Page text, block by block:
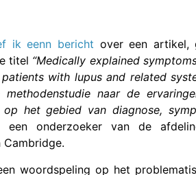
ik eenn bericht over een artikel,
titel “Medically explained
with lupus and related
methodenstudie naar de
op het gebied van diagnose,
een onderzoeker van de
woordspeling op het